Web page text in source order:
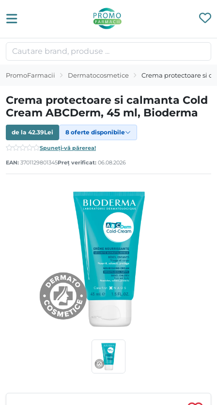
PromoFarmacii Dermatocosmetice Crema protectoare si
Crema protectoare si calmanta Cold
Cream ABCDerm, 45 ml, Bioderma
de la 42.39Lei 8 oferte disponibile
Spuneți-vă părerea!
EAN: 3701129801345Preț verificat: 06.08.2026